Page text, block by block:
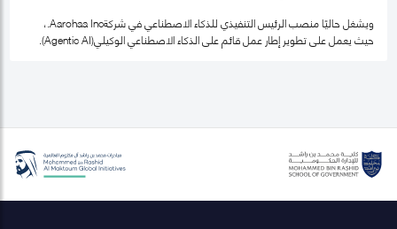
ويشغل حاليًا منصب الرئيس التنفيذي للذكاء الاصطناعي في شركةAarohaa Inc.،
حيث يعمل على تطوير إطار عمل قائم على الذكاء الاصطناعي الوكيلي(Agentic AI).